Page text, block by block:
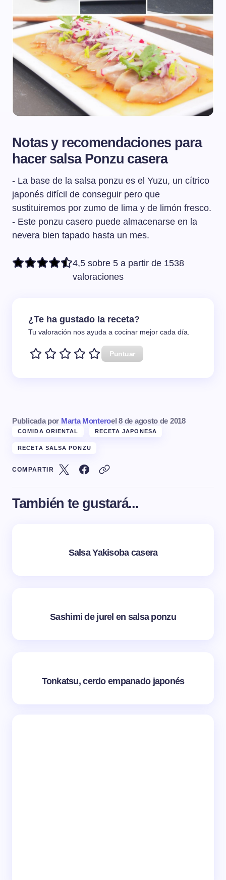
Notas y recomendaciones para
hacer salsa Ponzu casera
- La base de la salsa ponzu es el Yuzu, un cítrico
japonés difícil de conseguir pero que
sustituiremos por zumo de lima y de limón fresco.
- Este ponzu casero puede almacenarse en la
nevera bien tapado hasta un mes.
4,5 sobre 5 a partir de 1538
valoraciones
¿Te ha gustado la receta?
Tu valoración nos ayuda a cocinar mejor cada día.
Puntuar
Publicada por Marta Monteroel 8 de agosto de 2018
COMIDA ORIENTAL RECETA JAPONESA
RECETA SALSA PONZU
COMPARTIR
También te gustará...
Salsa Yakisoba casera
Sashimi de jurel en salsa ponzu
Tonkatsu, cerdo empanado japonés